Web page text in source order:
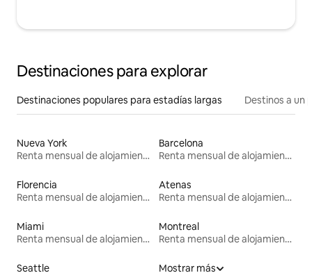
Destinaciones para explorar
Destinaciones populares para estadías largas Destinos a un
Nueva York
Renta mensual de alojamientos
Barcelona
Renta mensual de alojamientos
Florencia
Renta mensual de alojamientos
Atenas
Renta mensual de alojamientos
Miami
Renta mensual de alojamientos
Montreal
Renta mensual de alojamientos
Seattle
Mostrar más